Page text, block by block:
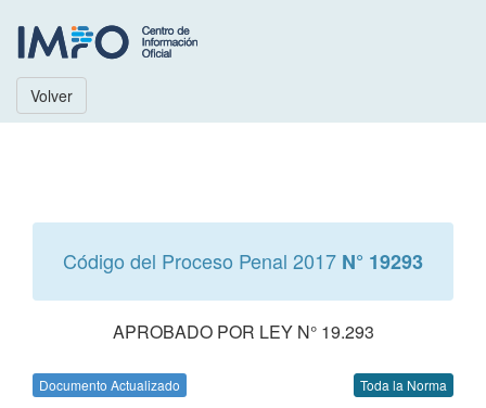
Volver
Código del Proceso Penal 2017 N° 19293
APROBADO POR LEY N° 19.293
Documento Actualizado Toda la Norma